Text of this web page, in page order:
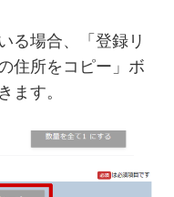
る場合、「登録リ
住所をコピー」ボ
ます。